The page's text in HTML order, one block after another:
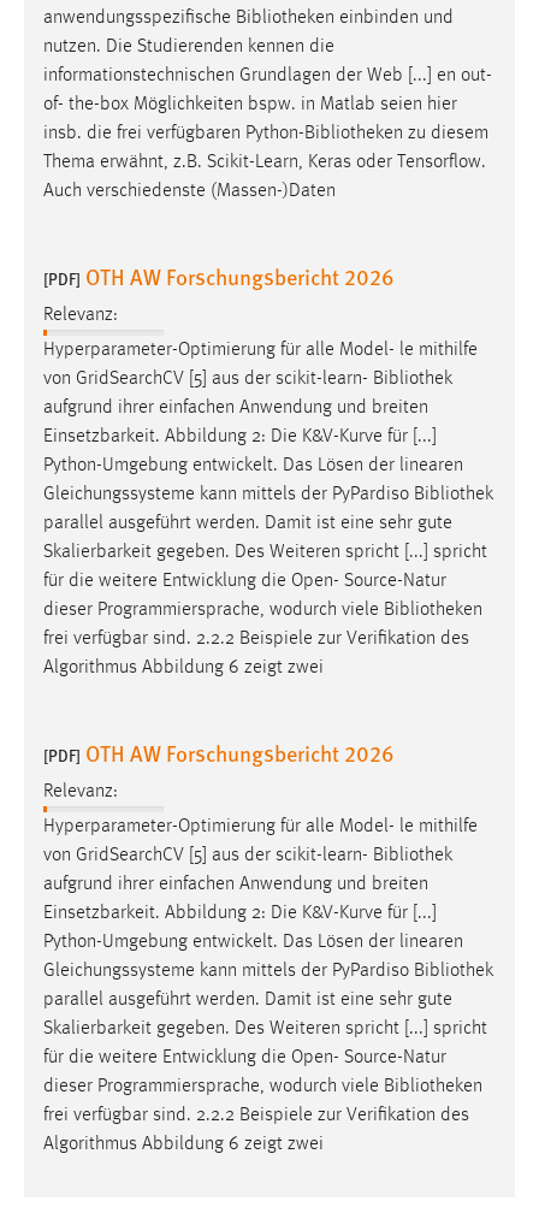
anwendungsspezifische Bibliotheken einbinden und
nutzen. Die Studierenden kennen die
informationstechnischen Grundlagen der Web [...] en out-
of- the-box Möglichkeiten bspw. in Matlab seien hier
insb. die frei verfügbaren Python-Bibliotheken zu diesem
Thema erwähnt, z.B. Scikit-Learn, Keras oder Tensorflow.
Auch verschiedenste (Massen-)Daten
[PDF] OTH AW Forschungsbericht 2026
Relevanz:
Hyperparameter-Optimierung für alle Model- le mithilfe
von GridSearchCV [5] aus der scikit-learn- Bibliothek
aufgrund ihrer einfachen Anwendung und breiten
Einsetzbarkeit. Abbildung 2: Die K&V-Kurve für [...]
Python-Umgebung entwickelt. Das Lösen der linearen
Gleichungssysteme kann mittels der PyPardiso Bibliothek
parallel ausgeführt werden. Damit ist eine sehr gute
Skalierbarkeit gegeben. Des Weiteren spricht [...] spricht
für die weitere Entwicklung die Open- Source-Natur
dieser Programmiersprache, wodurch viele Bibliotheken
frei verfügbar sind. 2.2.2 Beispiele zur Verifikation des
Algorithmus Abbildung 6 zeigt zwei
[PDF] OTH AW Forschungsbericht 2026
Relevanz:
Hyperparameter-Optimierung für alle Model- le mithilfe
von GridSearchCV [5] aus der scikit-learn- Bibliothek
aufgrund ihrer einfachen Anwendung und breiten
Einsetzbarkeit. Abbildung 2: Die K&V-Kurve für [...]
Python-Umgebung entwickelt. Das Lösen der linearen
Gleichungssysteme kann mittels der PyPardiso Bibliothek
parallel ausgeführt werden. Damit ist eine sehr gute
Skalierbarkeit gegeben. Des Weiteren spricht [...] spricht
für die weitere Entwicklung die Open- Source-Natur
dieser Programmiersprache, wodurch viele Bibliotheken
frei verfügbar sind. 2.2.2 Beispiele zur Verifikation des
Algorithmus Abbildung 6 zeigt zwei